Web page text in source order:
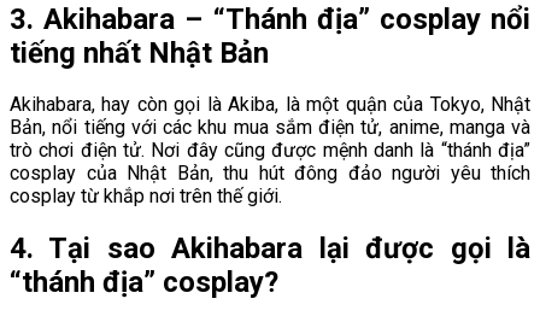
3. Akihabara – “Thánh địa” cosplay nổi
tiếng nhất Nhật Bản
Akihabara, hay còn gọi là Akiba, là một quận của Tokyo, Nhật
Bản, nổi tiếng với các khu mua sắm điện tử, anime, manga và
trò chơi điện tử. Nơi đây cũng được mệnh danh là “thánh địa”
cosplay của Nhật Bản, thu hút đông đảo người yêu thích
cosplay từ khắp nơi trên thế giới.
4. Tại sao Akihabara lại được gọi là
“thánh địa” cosplay?